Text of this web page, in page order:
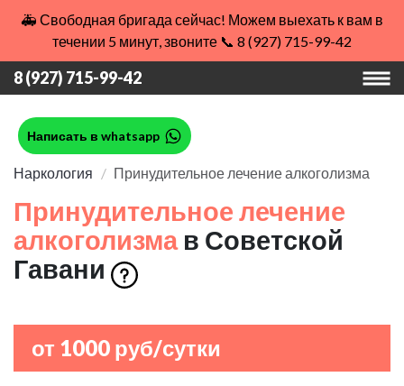
🚑 Свободная бригада сейчас! Можем выехать к вам в
течении 5 минут, звоните 📞 8 (927) 715-99-42
8 (927) 715-99-42
Написать в whatsapp
Наркология Принудительное лечение алкоголизма
Принудительное лечение
алкоголизма в Советской
Гавани
от 1000 руб/сутки